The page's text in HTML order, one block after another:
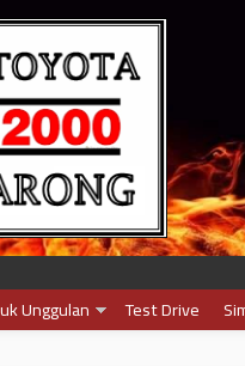
Unggulan Test Drive